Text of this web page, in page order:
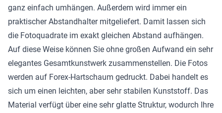
ganz einfach umhängen. Außerdem wird immer ein
praktischer Abstandhalter mitgeliefert. Damit lassen sich
die Fotoquadrate im exakt gleichen Abstand aufhängen.
Auf diese Weise können Sie ohne großen Aufwand ein sehr
elegantes Gesamtkunstwerk zusammenstellen. Die Fotos
werden auf Forex-Hartschaum gedruckt. Dabei handelt es
sich um einen leichten, aber sehr stabilen Kunststoff. Das
Material verfügt über eine sehr glatte Struktur, wodurch Ihre